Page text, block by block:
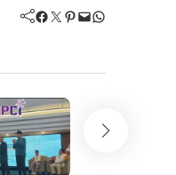
Facebook Twitter Pinterest Mail WhatsApp